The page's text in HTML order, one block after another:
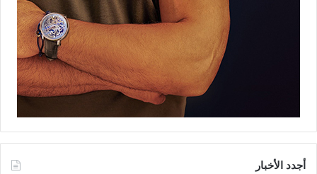
أجدد الأخبار